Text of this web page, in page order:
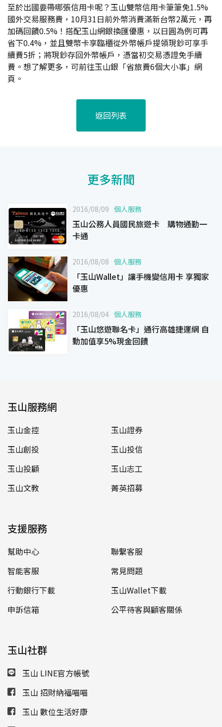
至於出國要帶哪張信用卡呢？玉山雙幣信用卡筆筆免1.5%
國外交易服務費，10月31日前外幣消費滿新台幣2萬元，再
加碼回饋0.5%！搭配玉山網銀換匯優惠，以日圓為例可再
省下0.4%，並且雙幣卡享臨櫃從外幣帳戶提領現鈔可享手
續費5折；將現鈔存回外幣帳戶，憑當初交易憑證免手續
費。想了解更多，可前往玉山銀「省旅費6個大小事」網
頁 。
返回列表
更多新聞
2016/08/09 個人服務
玉山公務人員國民旅遊卡 購物通勤一
卡通
2016/08/08 個人服務
「玉山Wallet」讓手機變信用卡 享獨家
優惠
2016/08/04 個人服務
「玉山悠遊聯名卡」通行高雄捷運網 自
動加值享5%現金回饋
玉山服務網
玉山金控
玉山證券
玉山創投
玉山投信
玉山投顧
玉山志工
玉山文教
菁英招募
支援服務
幫助中心
聯繫客服
智能客服
常見問題
行動銀行下載
玉山Wallet下載
申訴信箱
公平待客與顧客關係
玉山社群
玉山 LINE官方帳號
玉山 招財納福喵喵
玉山 數位生活好康